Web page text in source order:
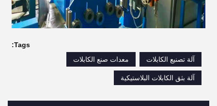
Tags:
آلة تصنيع الكابلات
معدات صنع الكابلات
آلة بثق الكابلات البلاستيكية